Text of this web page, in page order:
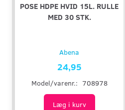
POSE HDPE HVID 15L. RULLE
MED 30 STK.
Abena
24,95
Model/varenr.: 708978
Læg i kurv